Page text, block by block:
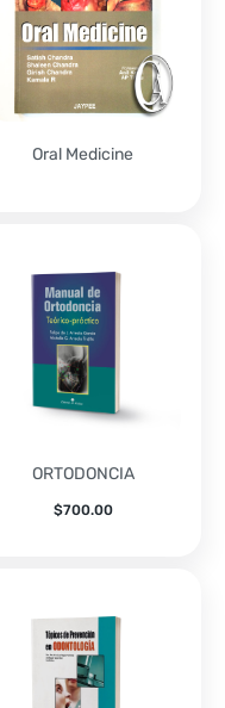
Oral Medicine
ORTODONCIA
$700.00